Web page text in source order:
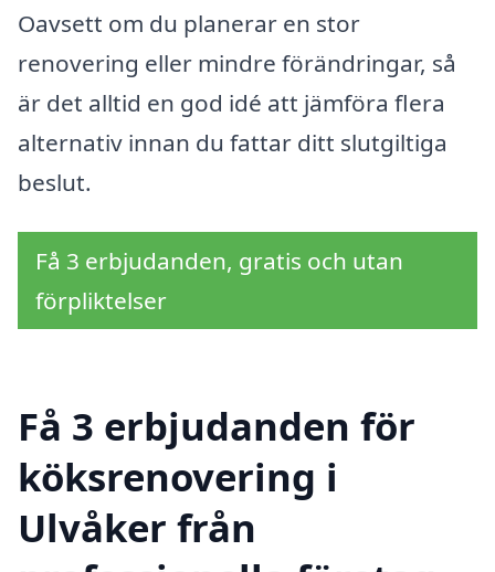
Oavsett om du planerar en stor
renovering eller mindre förändringar, så
är det alltid en god idé att jämföra flera
alternativ innan du fattar ditt slutgiltiga
beslut.
Få 3 erbjudanden, gratis och utan
förpliktelser
Få 3 erbjudanden för
köksrenovering i
Ulvåker från